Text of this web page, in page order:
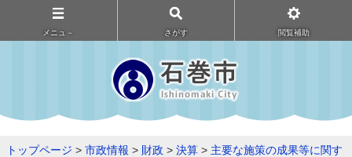
メニュ－ さがす 閲覧補助
トップページ > 市政情報 > 財政 > 決算 > 主要な施策の成果等に関す